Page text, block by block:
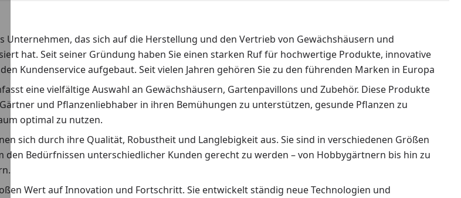
Unternehmen, das sich auf die Herstellung und den Vertrieb von Gewächshäusern und
hat. Seit seiner Gründung haben Sie einen starken Ruf für hochwertige Produkte, innovative
Kundenservice aufgebaut. Seit vielen Jahren gehören Sie zu den führenden Marken in Europa
eine vielfältige Auswahl an Gewächshäusern, Gartenpavillons und Zubehör. Diese Produkte
und Pflanzenliebhaber in ihren Bemühungen zu unterstützen, gesunde Pflanzen zu
optimal zu nutzen.
sich durch ihre Qualität, Robustheit und Langlebigkeit aus. Sie sind in verschiedenen Größen
den Bedürfnissen unterschiedlicher Kunden gerecht zu werden – von Hobbygärtnern bis hin zu
Wert auf Innovation und Fortschritt. Sie entwickelt ständig neue Technologien und